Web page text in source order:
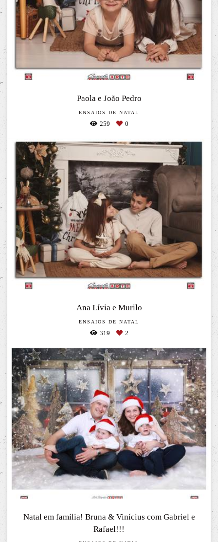
Paola e João Pedro
ENSAIOS DE NATAL
259 0
Ana Lívia e Murilo
ENSAIOS DE NATAL
319 2
Natal em família! Bruna & Vinícius com Gabriel e
Rafael!!!